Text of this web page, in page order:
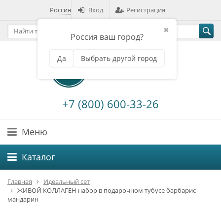
Россия
✖
Россия ваш город?
Да Выбрать другой город
Вход Регистрация
+7 (800) 600-33-26
Меню
Каталог
Главная
Идеальный сет
ЖИВОЙ КОЛЛАГЕН набор в подарочном тубусе барбарис-
мандарин